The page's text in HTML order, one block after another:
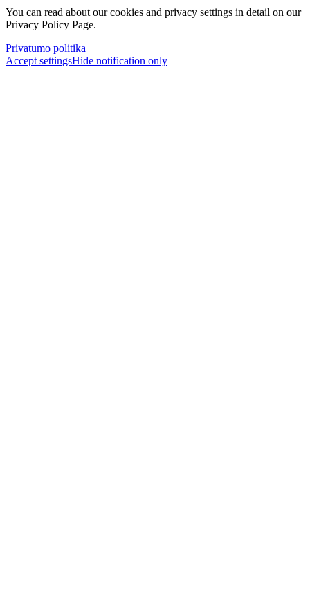
You can read about our cookies and privacy settings in detail on our
Privacy Policy Page.
Privatumo politika
Accept settingsHide notification only